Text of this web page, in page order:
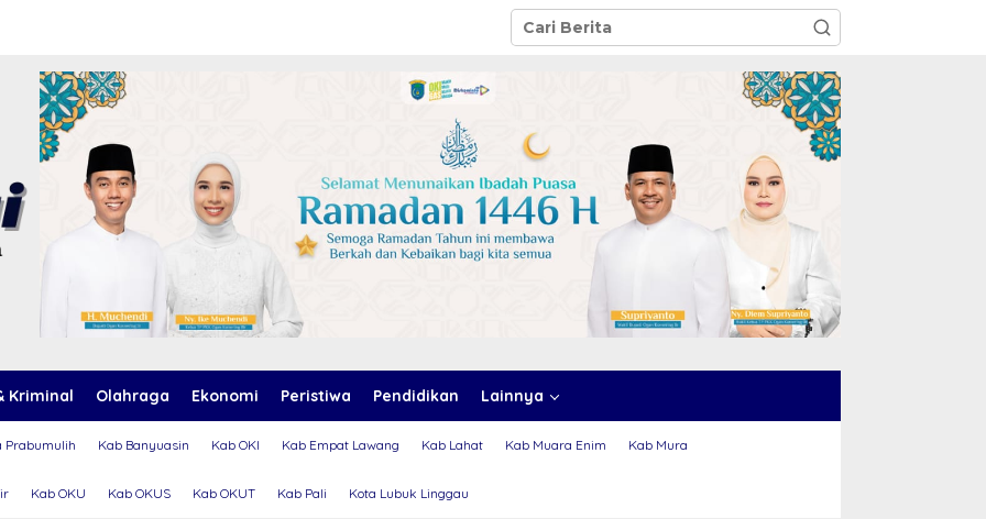
Kriminal Olahraga Ekonomi Peristiwa Pendidikan Lainnya
Prabumulih Kab Banyuasin Kab OKI Kab Empat Lawang Kab Lahat Kab Muara Enim Kab Mura
Kab OKU Kab OKUS Kab OKUT Kab Pali Kota Lubuk Linggau